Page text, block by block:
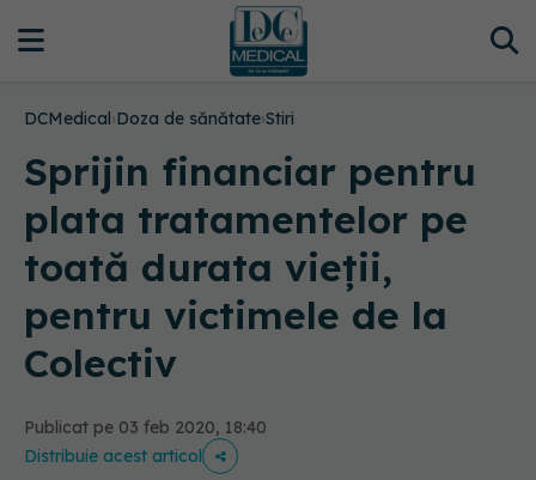
DCMedical›Doza de sănătate›Stiri
Sprijin financiar pentru
plata tratamentelor pe
toată durata vieții,
pentru victimele de la
Colectiv
Publicat pe 03 feb 2020, 18:40
Distribuie acest articol